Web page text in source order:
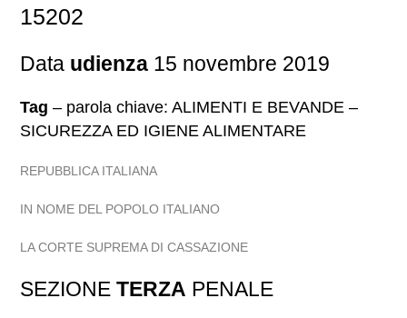
15202
Data udienza 15 novembre 2019
Tag – parola chiave: ALIMENTI E BEVANDE –
SICUREZZA ED IGIENE ALIMENTARE
REPUBBLICA ITALIANA
IN NOME DEL POPOLO ITALIANO
LA CORTE SUPREMA DI CASSAZIONE
SEZIONETERZA PENALE